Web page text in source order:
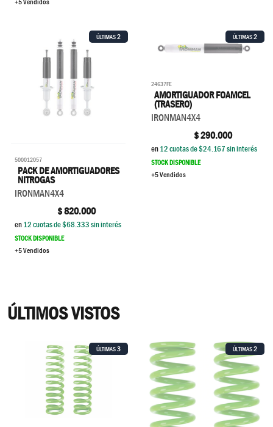
+5 Vendidos
ÚLTIMAS2
500012057
PACK DE AMORTIGUADORES
NITROGAS
IRONMAN4X4
$820.000
en12cuotas de $68.333sin interés
STOCK DISPONIBLE
+5 Vendidos
ÚLTIMAS2
24637FE
AMORTIGUADOR FOAMCEL
(TRASERO)
IRONMAN4X4
$290.000
en12cuotas de $24.167sin interés
STOCK DISPONIBLE
+5 Vendidos
ÚLTIMOS VISTOS
ÚLTIMAS3 ÚLTIMAS2